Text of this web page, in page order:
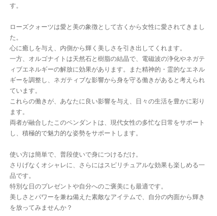
す。
ローズクォーツは愛と美の象徴として古くから女性に愛されてきまし
た。
心に癒しを与え、内側から輝く美しさを引き出してくれます。
一方、オルゴナイトは天然石と樹脂の結晶で、電磁波の浄化やネガテ
ィブエネルギーの解放に効果があります。また精神的・霊的なエネル
ギーを調整し、ネガティブな影響から身を守る働きがあると考えられ
ています。
これらの働きが、あなたに良い影響を与え、日々の生活を豊かに彩り
ます。
両者が融合したこのペンダントは、現代女性の多忙な日常をサポート
し、積極的で魅力的な姿勢をサポートします。
使い方は簡単で、普段使いで身につけるだけ。
さりげなくオシャレに、さらにはスピリチュアルな効果も楽しめる一
品です。
特別な日のプレゼントや自分へのご褒美にも最適です。
美しさとパワーを兼ね備えた素敵なアイテムで、自分の内面から輝き
を放ってみませんか？